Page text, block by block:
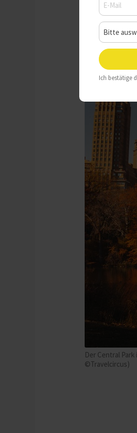
Der Central
©Travelcircus)
Ich bestätige